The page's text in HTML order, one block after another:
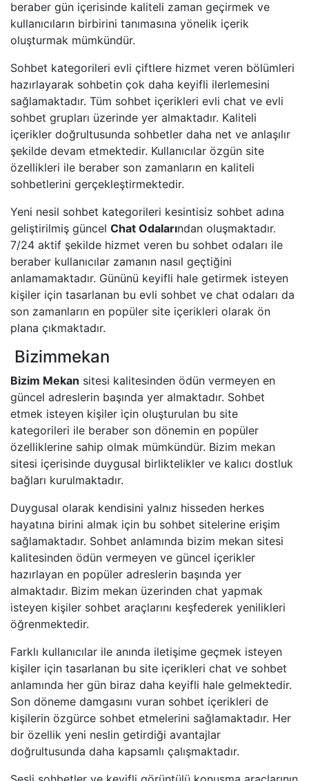
beraber gün içerisinde kaliteli zaman geçirmek ve
kullanıcıların birbirini tanımasına yönelik içerik
oluşturmak mümkündür.
Sohbet kategorileri evli çiftlere hizmet veren bölümleri
hazırlayarak sohbetin çok daha keyifli ilerlemesini
sağlamaktadır. Tüm sohbet içerikleri evli chat ve evli
sohbet grupları üzerinde yer almaktadır. Kaliteli
içerikler doğrultusunda sohbetler daha net ve anlaşılır
şekilde devam etmektedir. Kullanıcılar özgün site
özellikleri ile beraber son zamanların en kaliteli
sohbetlerini gerçekleştirmektedir.
Yeni nesil sohbet kategorileri kesintisiz sohbet adına
geliştirilmiş güncel Chat Odalarından oluşmaktadır.
7/24 aktif şekilde hizmet veren bu sohbet odaları ile
beraber kullanıcılar zamanın nasıl geçtiğini
anlamamaktadır. Gününü keyifli hale getirmek isteyen
kişiler için tasarlanan bu evli sohbet ve chat odaları da
son zamanların en popüler site içerikleri olarak ön
plana çıkmaktadır.
Bizimmekan
Bizim Mekan sitesi kalitesinden ödün vermeyen en
güncel adreslerin başında yer almaktadır. Sohbet
etmek isteyen kişiler için oluşturulan bu site
kategorileri ile beraber son dönemin en popüler
özelliklerine sahip olmak mümkündür. Bizim mekan
sitesi içerisinde duygusal birliktelikler ve kalıcı dostluk
bağları kurulmaktadır.
Duygusal olarak kendisini yalnız hisseden herkes
hayatına birini almak için bu sohbet sitelerine erişim
sağlamaktadır. Sohbet anlamında bizim mekan sitesi
kalitesinden ödün vermeyen ve güncel içerikler
hazırlayan en popüler adreslerin başında yer
almaktadır. Bizim mekan üzerinden chat yapmak
isteyen kişiler sohbet araçlarını keşfederek yenilikleri
öğrenmektedir.
Farklı kullanıcılar ile anında iletişime geçmek isteyen
kişiler için tasarlanan bu site içerikleri chat ve sohbet
anlamında her gün biraz daha keyifli hale gelmektedir.
Son döneme damgasını vuran sohbet içerikleri de
kişilerin özgürce sohbet etmelerini sağlamaktadır. Her
bir özellik yeni neslin getirdiği avantajlar
doğrultusunda daha kapsamlı çalışmaktadır.